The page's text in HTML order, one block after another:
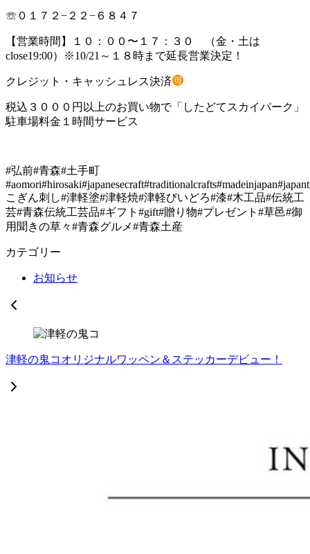
☏０１７２−２２−６８４７
【営業時間】１０：００〜１７：３０ （金・土は
close19:00）※10/21～１８時まで延長営業決定！
クレジット・キャッシュレス決済
税込３０００円以上のお買い物で「したどてスカイパーク」
駐車場料金１時間サービス
#弘前#青森#土手町
こぎん刺し#津軽塗#津軽焼#津軽びいどろ#漆#木工品#伝統工
芸#青森伝統工芸品#ギフト#gift#贈り物#プレゼント#草邑#御
用聞きの草々#青森グルメ#青森土産
カテゴリー
お知らせ
津軽の鬼コオリジナルワッペン＆ステッカーデビュー！